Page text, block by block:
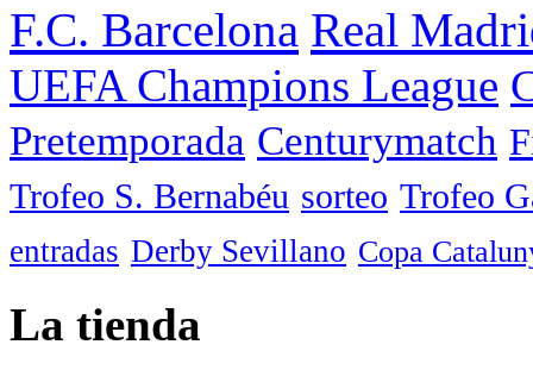
F.C. Barcelona Real
UEFA Champions League
Pretemporada Centurymatch
Trofeo S. Bernabéu sorteo Trofeo
entradas Derby Sevillano Copa
La tienda